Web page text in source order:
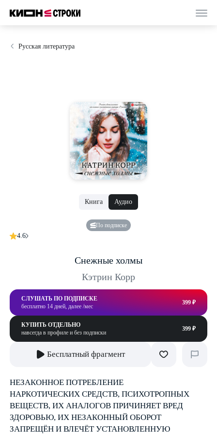
Русская литература
Книга Аудио
По подписке
4.6
Снежные холмы
Кэтрин Корр
СЛУШАТЬ ПО ПОДПИСКЕ
бесплатно 14 дней, далее /мес
399 ₽
КУПИТЬ ОТДЕЛЬНО
навсегда в профиле и без подписки
399 ₽
Бесплатный фрагмент
НЕЗАКОННОЕ ПОТРЕБЛЕНИЕ
НАРКОТИЧЕСКИХ СРЕДСТВ, ПСИХОТРОПНЫХ
ВЕЩЕСТВ, ИХ АНАЛОГОВ ПРИЧИНЯЕТ ВРЕД
ЗДОРОВЬЮ, ИХ НЕЗАКОННЫЙ ОБОРОТ
ЗАПРЕЩЁН И ВЛЕЧЁТ УСТАНОВЛЕННУЮ